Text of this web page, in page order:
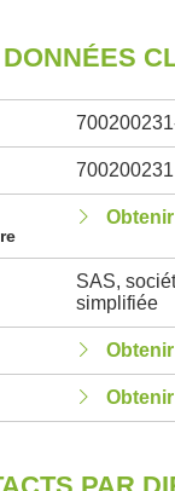
DONNÉES
700200231
SAS,
simplifiée